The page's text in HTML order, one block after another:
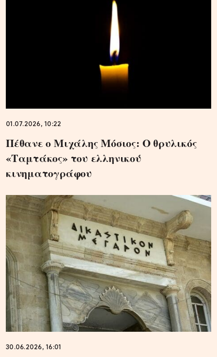
01.07.2026, 10:22
Πέθανε ο Μιχάλης Μόσιος: Ο θρυλικός
«Ταμτάκος» του ελληνικού
κινηματογράφου
30.06.2026, 16:01